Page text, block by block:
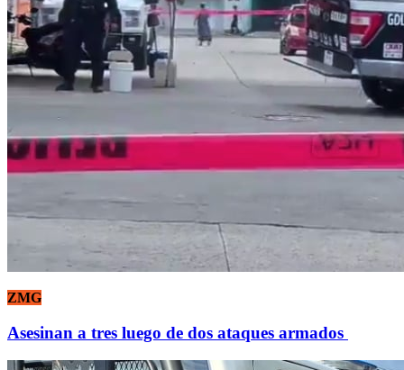
ZMG
Asesinan a tres luego de dos ataques armados